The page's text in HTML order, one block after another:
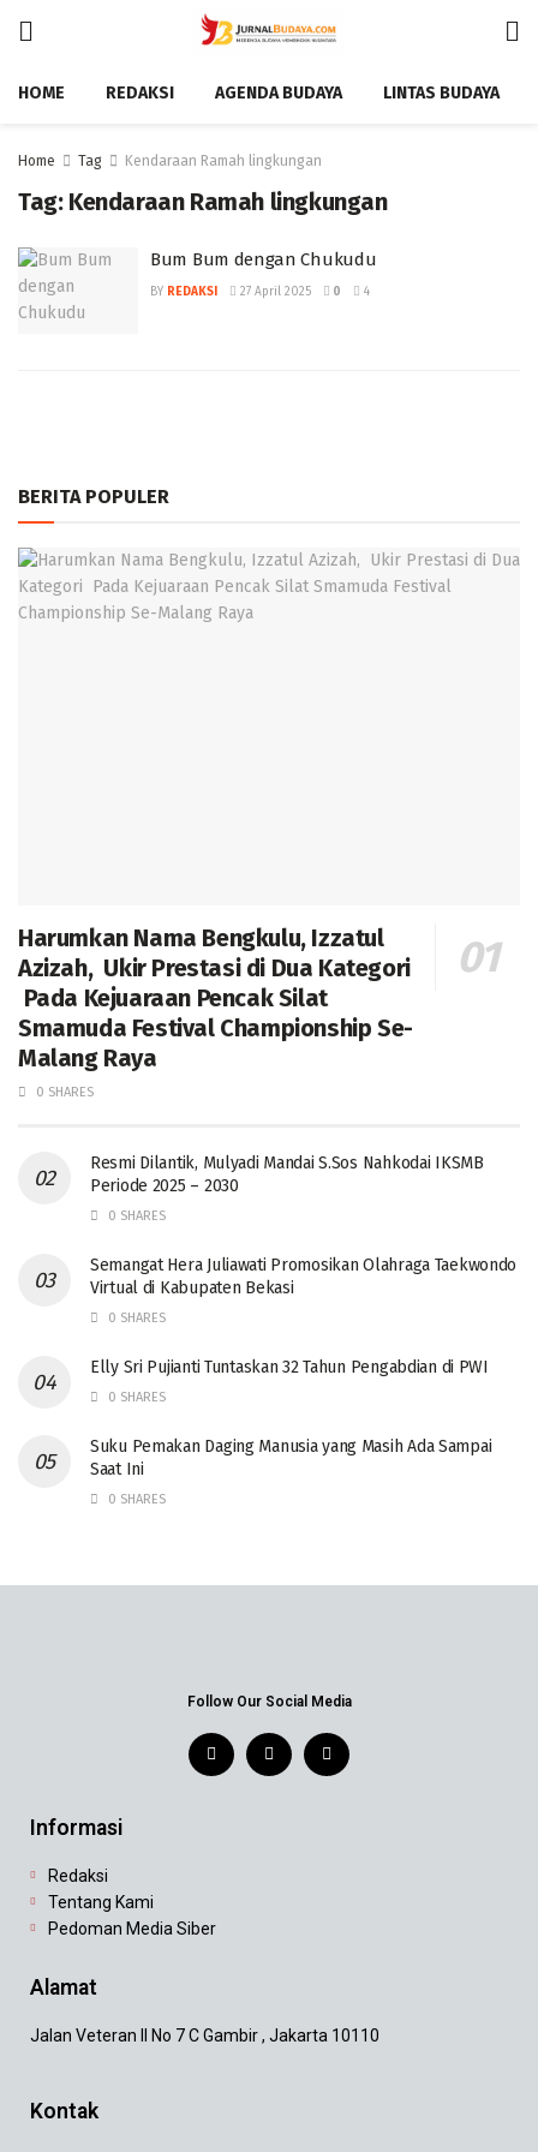
HOME REDAKSI AGENDA BUDAYA LINTAS BUDAYA
Home Tag Kendaraan Ramah lingkungan
Tag: Kendaraan Ramah lingkungan
Bum Bum dengan Chukudu
BY REDAKSI 27 April 2025 0 4
BERITA POPULER
Harumkan Nama Bengkulu, Izzatul
Azizah, Ukir Prestasi di Dua Kategori
Pada Kejuaraan Pencak Silat
Smamuda Festival Championship Se-
Malang Raya
0 SHARES
Resmi Dilantik, Mulyadi Mandai S.Sos Nahkodai IKSMB
Periode 2025 – 2030
0 SHARES
Semangat Hera Juliawati Promosikan Olahraga Taekwondo
Virtual di Kabupaten Bekasi
0 SHARES
Elly Sri Pujianti Tuntaskan 32 Tahun Pengabdian di PWI
0 SHARES
‎Suku Pemakan Daging Manusia yang Masih Ada Sampai
Saat Ini
0 SHARES
Follow Our Social Media
Informasi
Redaksi
Tentang Kami
Pedoman Media Siber
Alamat
Jalan Veteran II No 7 C Gambir , Jakarta 10110
Kontak